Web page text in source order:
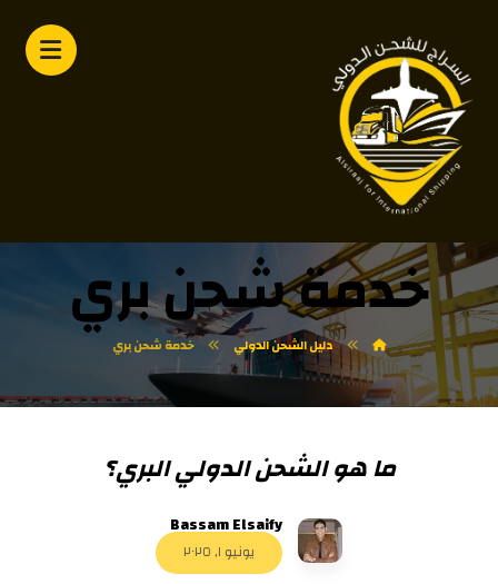
خدمة شحن بري
دليل الشحن الدولي خدمة شحن بري
ما هو الشحن الدولي البري؟
Bassam Elsaify
يونيو ١, ٢٠٢٥